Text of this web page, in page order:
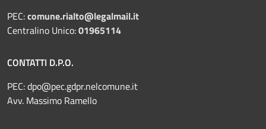
PEC:comune.rialto@legalmail.it
Centralino Unico:01965114
CONTATTI D.P.O.
PEC:dpo@pec.gdpr.nelcomune.it
Avv. Massimo Ramello